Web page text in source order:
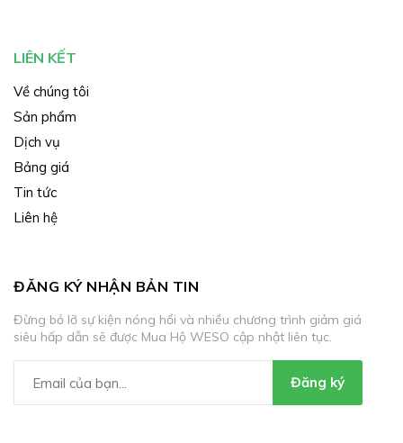
LIÊN KẾT
Về chúng tôi
Sản phẩm
Dịch vụ
Bảng giá
Tin tức
Liên hệ
ĐĂNG KÝ NHẬN BẢN TIN
Đừng bỏ lỡ sự kiện nóng hổi và nhiều chương trình giảm giá
siêu hấp dẫn sẽ được Mua Hộ WESO cập nhật liên tục.
Đăng ký